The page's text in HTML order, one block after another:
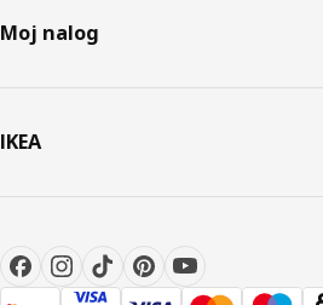
Moj nalog
IKEA